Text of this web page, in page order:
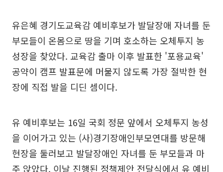
유은혜 경기도교육감 예비후보가 발달장애 자녀를 둔
부모들이 온몸으로 땅을 기며 호소하는 오체투지 농
성장을 찾았다. 교육감 출마 이후 발표한 '포용교육'
공약이 캠프 발표문에 머물지 않도록 가장 절박한 현
장에 직접 발을 디딘 셈이다.
유 예비후보는 16일 국회 정문 앞에서 오체투지 농성
을 이어가고 있는 (사)경기장애인부모연대를 방문해
현장을 둘러보고 발달장애인 자녀를 둔 부모들과 마
주 앉았다. 이날 진행된 정책제안 전달식에서 유 예비